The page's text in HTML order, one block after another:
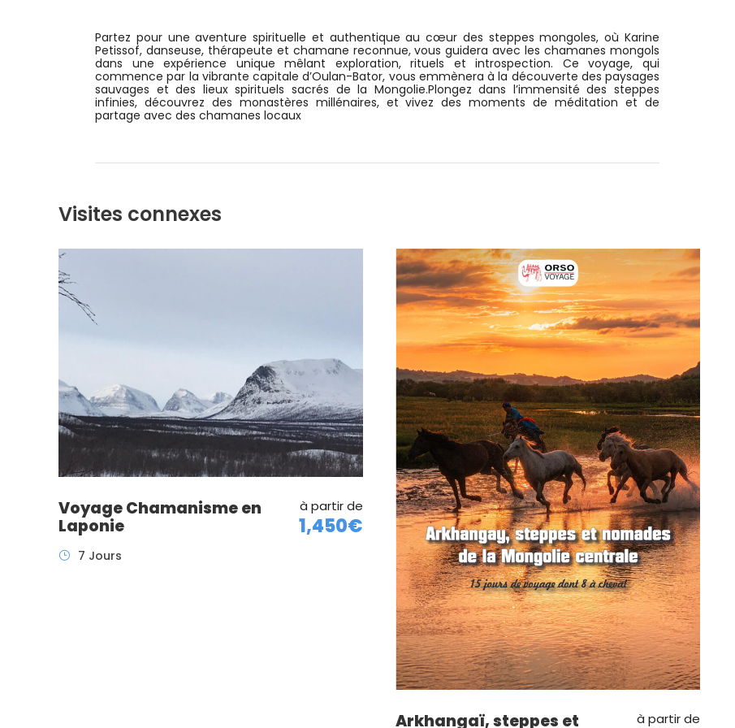
Partez pour une aventure spirituelle et authentique au cœur des steppes mongoles, où Karine
Petissof, danseuse, thérapeute et chamane reconnue, vous guidera avec les chamanes mongols
dans une expérience unique mêlant exploration, rituels et introspection. Ce voyage, qui
commence par la vibrante capitale d’Oulan-Bator, vous emmènera à la découverte des paysages
sauvages et des lieux spirituels sacrés de la Mongolie.Plongez dans l’immensité des steppes
infinies, découvrez des monastères millénaires, et vivez des moments de méditation et de
partage avec des chamanes locaux
Visites connexes
Voyage Chamanisme en
Laponie
à partir de
1,450€
7 Jours
Arkhangaï, steppes et à partir de